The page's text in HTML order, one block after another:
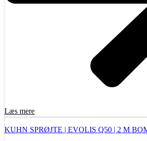
Læs mere
KUHN SPRØJTE | EVOLIS Q50 | 2 M